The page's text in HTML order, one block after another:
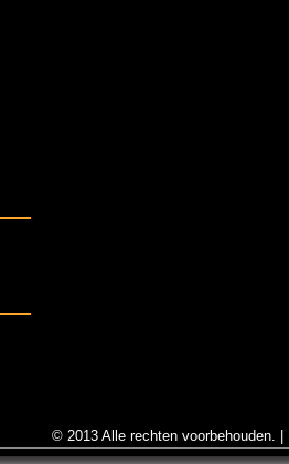
© 2013 Alle rechten voorbehouden.